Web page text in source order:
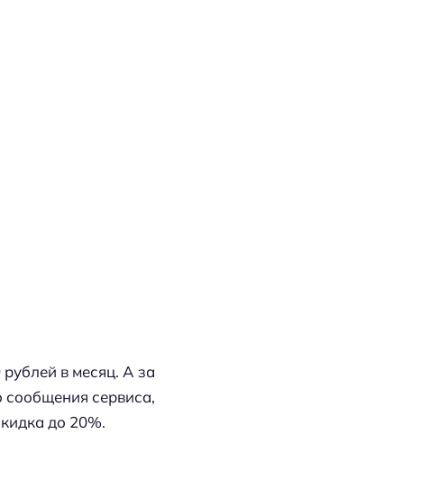
в месяц. А за
сообщения сервиса,
до 20%.